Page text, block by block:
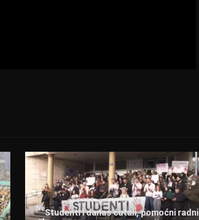
NeStudenti i danas ćutali, pomoćni radni